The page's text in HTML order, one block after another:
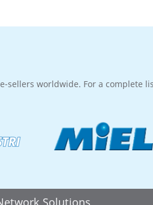
sellers worldwide. For a
Solutions